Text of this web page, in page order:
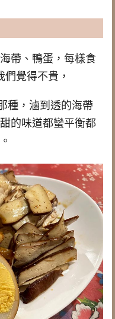
帶、鴨蛋，每樣食
覺得不貴，
種，滷到透的海帶
的味道都蠻平衡都